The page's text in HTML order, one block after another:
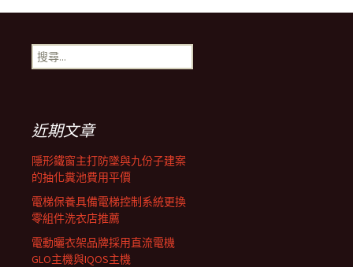
導
覽
列
搜
尋
近期文章
隱形鐵窗主打防墜與九份子建案
的抽化糞池費用平價
電梯保養具備電梯控制系統更換
零組件洗衣店推薦
電動曬衣架品牌採用直流電機
GLO主機與IQOS主機